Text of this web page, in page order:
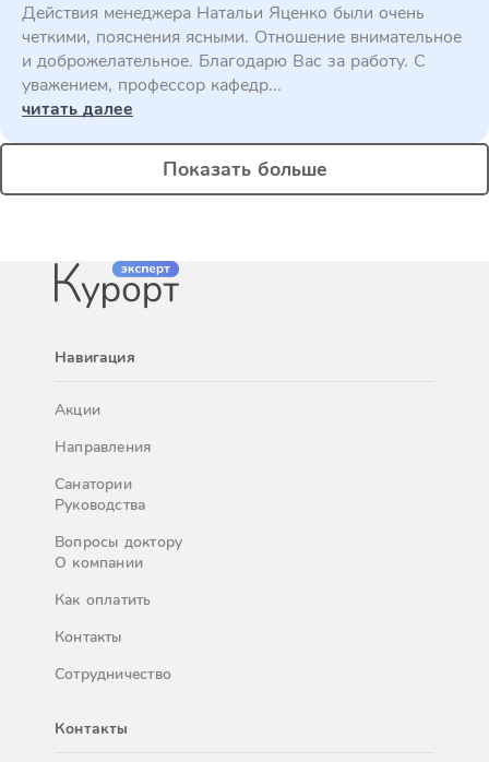
Действия менеджера Натальи Яценко были очень
четкими, пояснения ясными. Отношение внимательное
и доброжелательное. Благодарю Вас за работу. С
уважением, профессор кафедр...
читать далее
Показать больше
Навигация
Акции
Направления
Санатории
Руководства
Вопросы доктору
О компании
Как оплатить
Контакты
Сотрудничество
Контакты